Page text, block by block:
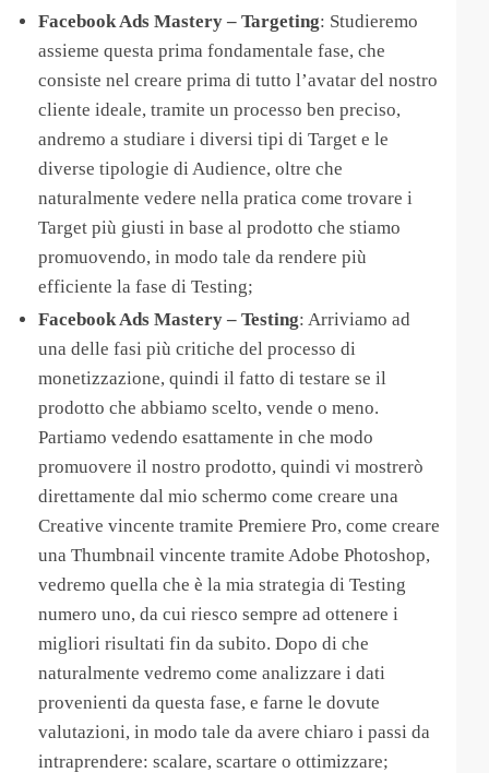
Facebook Ads Mastery – Targeting: Studieremo
assieme questa prima fondamentale fase, che
consiste nel creare prima di tutto l’avatar del nostro
cliente ideale, tramite un processo ben preciso,
andremo a studiare i diversi tipi di Target e le
diverse tipologie di Audience, oltre che
naturalmente vedere nella pratica come trovare i
Target più giusti in base al prodotto che stiamo
promuovendo, in modo tale da rendere più
efficiente la fase di Testing;
​Facebook Ads Mastery – Testing: Arriviamo ad
una delle fasi più critiche del processo di
monetizzazione, quindi il fatto di testare se il
prodotto che abbiamo scelto, vende o meno.
Partiamo vedendo esattamente in che modo
promuovere il nostro prodotto, quindi vi mostrerò
direttamente dal mio schermo come creare una
Creative vincente tramite Premiere Pro, come creare
una Thumbnail vincente tramite Adobe Photoshop,
vedremo quella che è la mia strategia di Testing
numero uno, da cui riesco sempre ad ottenere i
migliori risultati fin da subito. Dopo di che
naturalmente vedremo come analizzare i dati
provenienti da questa fase, e farne le dovute
valutazioni, in modo tale da avere chiaro i passi da
intraprendere: scalare, scartare o ottimizzare;